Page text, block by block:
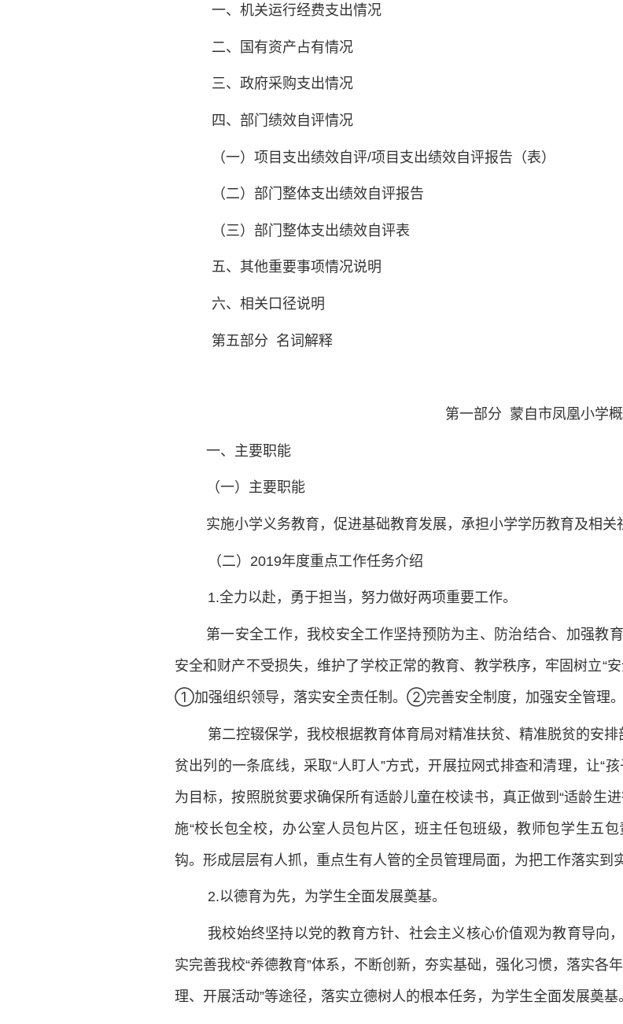
一、机关运行经费支出情况
二、国有资产占有情况
三、政府采购支出情况
四、部门绩效自评情况
（一）项目支出绩效自评/项目支出绩效自评报告（表）
（二）部门整体支出绩效自评报告
（三）部门整体支出绩效自评表
五、其他重要事项情况说明
六、相关口径说明
第五部分 名词解释
第一部分 蒙自市凤凰小学
一、主要职能
（一）主要职能
实施小学义务教育，促进基础教育发展，承担小学学历教育及相关
（二）2019年度重点工作任务介绍
1.全力以赴，勇于担当，努力做好两项重要工作。
第一安全工作，我校安全工作坚持预防为主、防治结合、加强教
安全和财产不受损失，维护了学校正常的教育、教学秩序，牢固树立“
①加强组织领导，落实安全责任制。②完善安全制度，加强安全管理
第二控辍保学，我校根据教育体育局对精准扶贫、精准脱贫的安
贫出列的一条底线，采取“人盯人”方式，开展拉网式排查和清理，让“
为目标，按照脱贫要求确保所有适龄儿童在校读书，真正做到“适龄生
施“校长包全校，办公室人员包片区，班主任包班级，教师包学生五
钩。形成层层有人抓，重点生有人管的全员管理局面，为把工作落实到
2.以德育为先，为学生全面发展奠基。
我校始终坚持以党的教育方针、社会主义核心价值观为教育导向
实完善我校“养德教育”体系，不断创新，夯实基础，强化习惯，落实各
理、开展活动”等途径，落实立德树人的根本任务，为学生全面发展奠基